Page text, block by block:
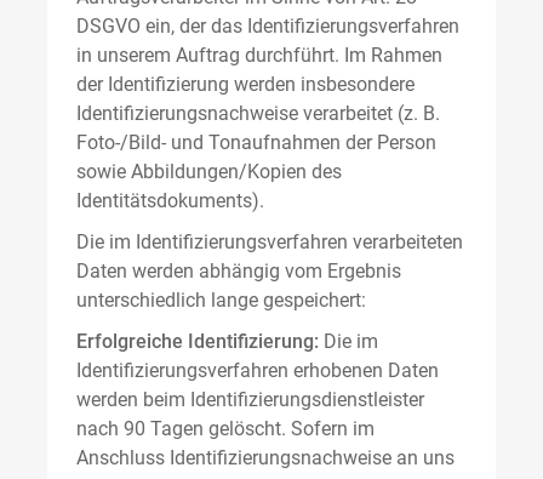
DSGVO ein, der das Identifizierungsverfahren
in unserem Auftrag durchführt. Im Rahmen
der Identifizierung werden insbesondere
Identifizierungsnachweise verarbeitet (z. B.
Foto-/Bild- und Tonaufnahmen der Person
sowie Abbildungen/Kopien des
Identitätsdokuments).
Die im Identifizierungsverfahren verarbeiteten
Daten werden abhängig vom Ergebnis
unterschiedlich lange gespeichert:
Erfolgreiche Identifizierung: Die im
Identifizierungsverfahren erhobenen Daten
werden beim Identifizierungsdienstleister
nach 90 Tagen gelöscht. Sofern im
Anschluss Identifizierungsnachweise an uns